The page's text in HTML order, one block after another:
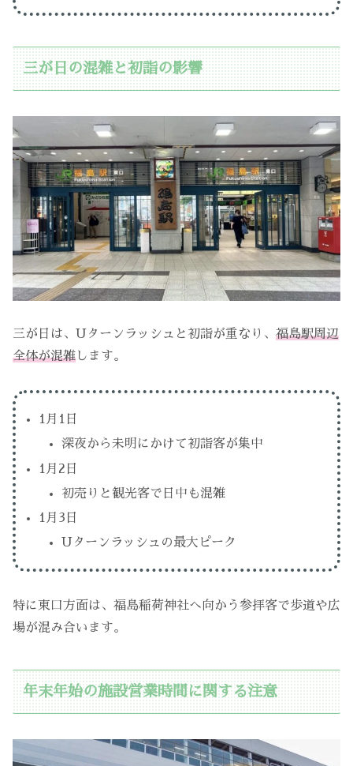
三が日の混雑と初詣の影響
三が日は、Uターンラッシュと初詣が重なり、 福島駅周辺
全体が混雑 します。
1月1日
深夜から未明にかけて初詣客が集中
1月2日
初売りと観光客で日中も混雑
1月3日
Uターンラッシュの最大ピーク
特に東口方面は、福島稲荷神社へ向かう参拝客で歩道や広
場が混み合います。
年末年始の施設営業時間に関する注意